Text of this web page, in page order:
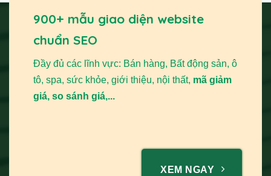
900+ mẫu giao diện website
chuẩn SEO
Đầy đủ các lĩnh vực: Bán hàng, Bất động sản, ô
tô, spa, sức khỏe, giới thiệu, nội thất, mã giảm
giá, so sánh giá,...
XEM NGAY